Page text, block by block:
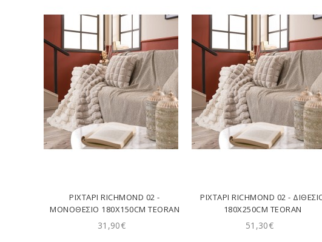
ΡΙΧΤΆΡΙ RICHMOND 02 -
ΜΟΝΟΘΈΣΙΟ 180X150CM TEORAN
31,90€
ΡΙΧΤΆΡΙ RICHMOND 02 -
180X250CM TEORAN
51,30€